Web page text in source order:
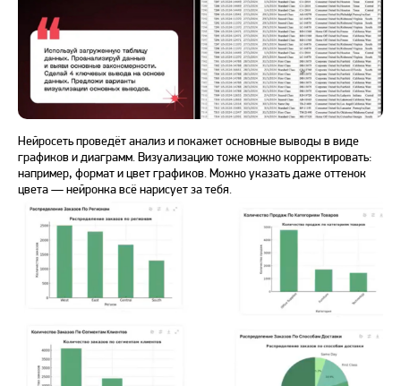
Нейросеть проведёт анализ и покажет основные выводы в виде
графиков и диаграмм. Визуализацию тоже можно корректировать:
например, формат и цвет графиков. Можно указать даже оттенок
цвета — нейронка всё нарисует за тебя.